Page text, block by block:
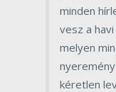
minden
vesz a
melyen
kéretlen